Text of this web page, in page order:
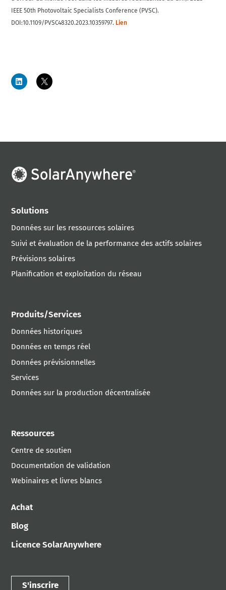
IEEE 50th Photovoltaic Specialists Conference (PVSC).
DOI:10.1109/PVSC48320.2023.10359797. Lien
Solutions
Données sur les ressources solaires
Suivi et évaluation de la performance des actifs solaires
Prévisions solaires
Planification et exploitation du réseau
Produits/Services
Données historiques
Données en temps réel
Données prévisionnelles
Services
Données sur la production décentralisée
Ressources
Centre de soutien
Documentation de validation
Webinaires et livres blancs
Achat
Blog
Licence SolarAnywhere
S'inscrire